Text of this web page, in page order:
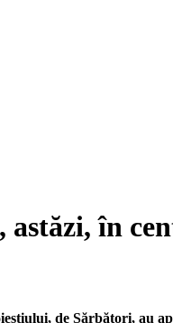
astăzi, în
de Sărbători, au